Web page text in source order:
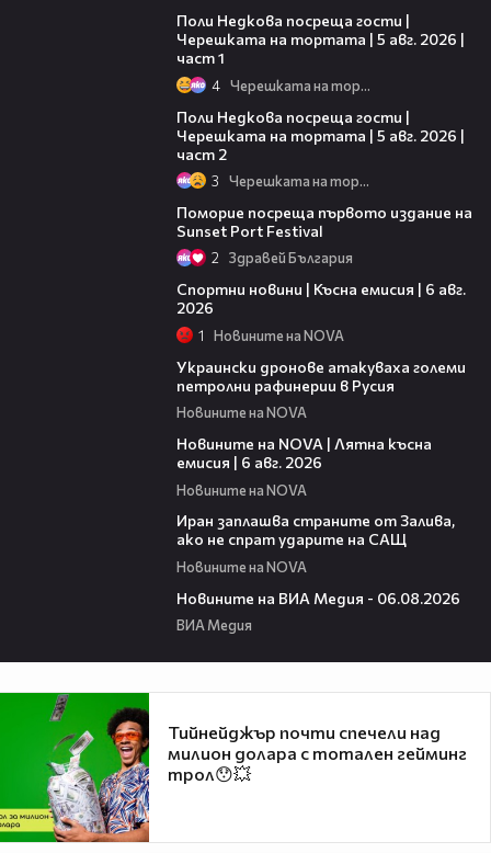
Поли Недкова посреща гости |
Черешката на тортата | 5 авг. 2026 |
част 1
4 Черешката на тортата
Поли Недкова посреща гости |
Черешката на тортата | 5 авг. 2026 |
част 2
3 Черешката на тортата
Поморие посреща първото издание на
Sunset Port Festival
2 Здравей България
Спортни новини | Късна емисия | 6 авг.
2026
1 Новините на NOVA
Украински дронове атакуваха големи
петролни рафинерии в Русия
Новините на NOVA
Новините на NOVA | Лятна късна
емисия | 6 авг. 2026
Новините на NOVA
Иран заплашва страните от Залива,
ако не спрат ударите на САЩ
Новините на NOVA
Новините на ВИА Медия - 06.08.2026
ВИА Медия
Тийнейджър почти спечели над
милион долара с тотален гейминг
трол😯💥